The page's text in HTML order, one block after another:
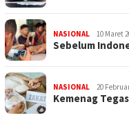
NASIONAL 10 Maret
Sebelum
NASIONAL 20
Kemenag